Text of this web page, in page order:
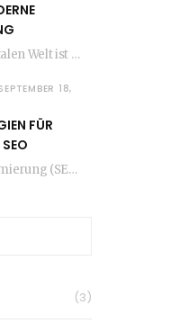
In der heutigen digitalen Welt ist die Speicherung und Verwaltung von Daten entscheidend für den…
18,
FÜR
Suchmaschinenoptimierung (SEO) ist ein entscheidender Faktor für den Erfolg jeder Website. Viele Unternehmen glauben jedoch,…
(3)